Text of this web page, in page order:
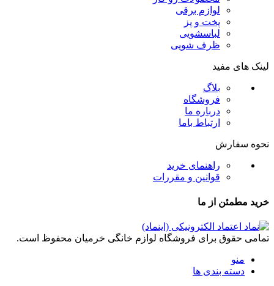
لوازم برقی
پخت و پز
لباسشویی
ظرف شویی
لینک های مفید
بلاگ
فروشگاه
درباره ما
ارتباط باما
نحوه سفارش
راهنمای خرید
قوانین و مقررات
خرید مطمئن از ما
تمامی حقوق برای فروشگاه لوازم خانگی خرمیان محفوظ است.
منو
دسته بندی ها